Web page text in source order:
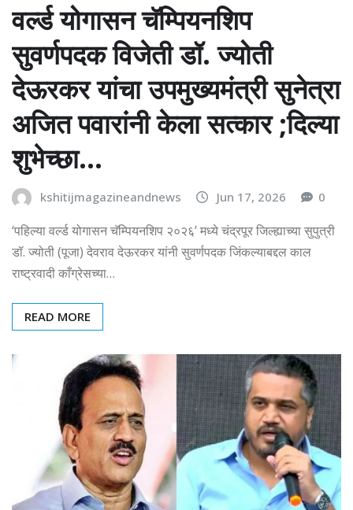
वर्ल्ड योगासन चॅम्पियनशिप
सुवर्णपदक विजेती डॉ. ज्योती
देऊरकर यांचा उपमुख्यमंत्री सुनेत्रा
अजित पवारांनी केला सत्कार ;दिल्या
शुभेच्छा…
kshitijmagazineandnews Jun 17, 2026 0
‘पहिल्या वर्ल्ड योगासन चॅम्पियनशिप २०२६’ मध्ये चंद्रपूर जिल्ह्याच्या सुपुत्री
डॉ. ज्योती (पूजा) देवराव देऊरकर यांनी सुवर्णपदक जिंकल्याबद्दल काल
राष्ट्रवादी काँग्रेसच्या…
READ MORE